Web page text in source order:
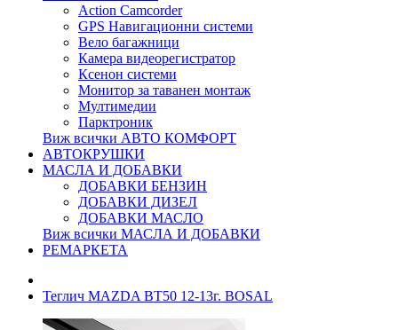
Action Camcorder
GPS Навигационни системи
Вело багажници
Камера видеорегистратор
Ксенон системи
Монитор за таванен монтаж
Мултимедии
Парктроник
Виж всички АВТО КОМФОРТ
АВТОКРУШКИ
МАСЛА И ДОБАВКИ
ДОБАВКИ БЕНЗИН
ДОБАВКИ ДИЗЕЛ
ДОБАВКИ МАСЛО
Виж всички МАСЛА И ДОБАВКИ
РЕМАРКЕТА
Теглич MAZDA BT50 12-13г. BOSAL